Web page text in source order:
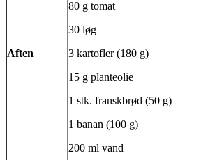
Aften
80 g tomat
30 løg
3 kartofler (180 g)
15 g planteolie
1 stk. franskbrød (50 g)
1 banan (100 g)
200 ml vand